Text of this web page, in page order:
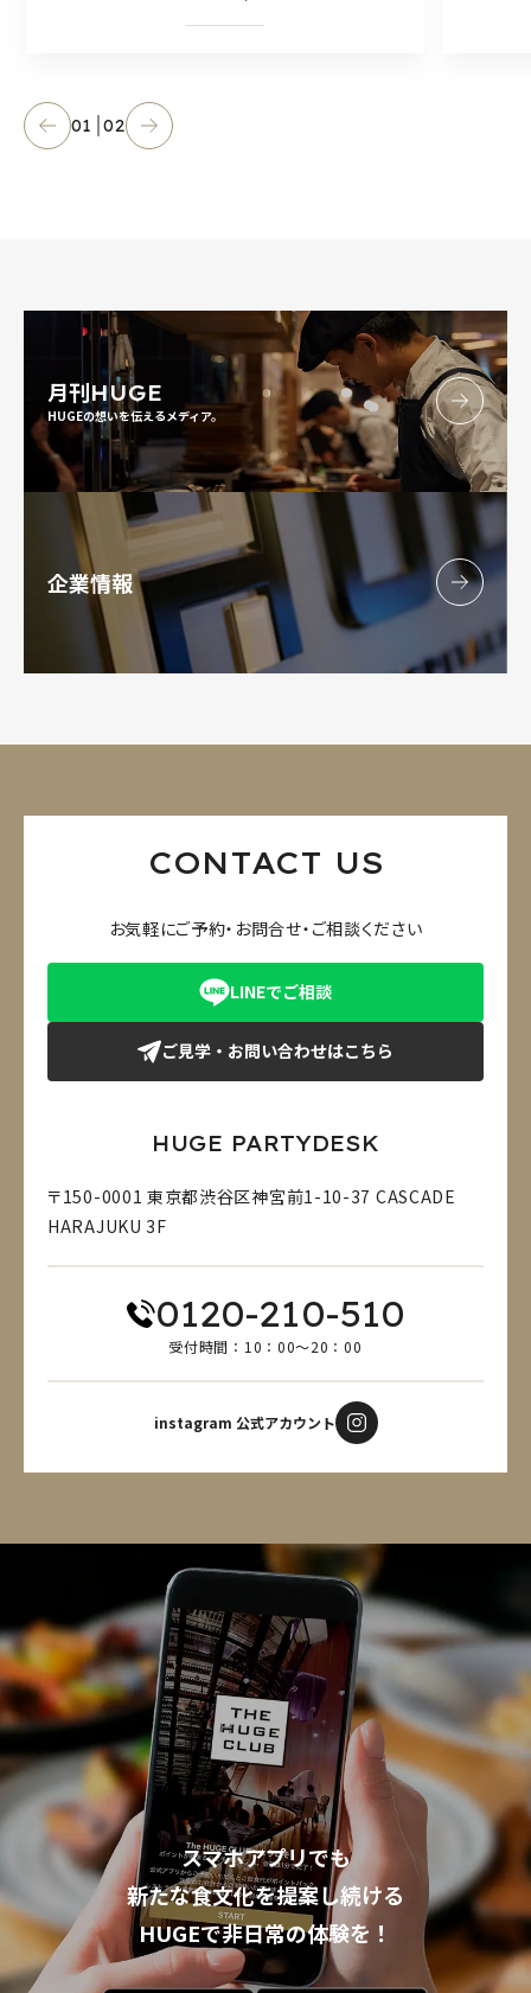
01 02
月刊HUGE
HUGEの想いを伝えるメディア。
企業情報
CONTACT US
お気軽にご予約・お問合せ・ご相談ください
LINEでご相談
ご見学・お問い合わせはこちら
HUGE PARTYDESK
〒150-0001 東京都渋谷区神宮前1-10-37 CASCADE
HARAJUKU 3F
0120-210-510
受付時間：10：00～20：00
instagram 公式アカウント
スマホアプリでも
新たな食文化を提案し続ける
HUGEで非日常の体験を！